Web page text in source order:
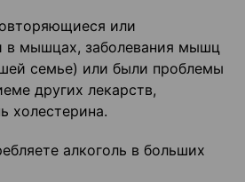
или
в мышцах, заболевания мышц
семье) или были проблемы
других лекарств,
холестерина.
алкоголь в больших